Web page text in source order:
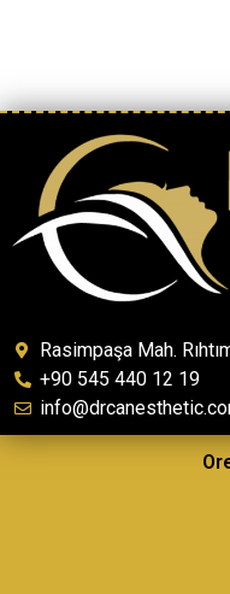
Rasimpaşa Mah.
+90 545 440 12 19